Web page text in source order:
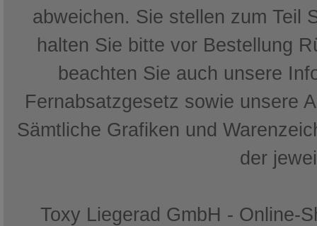
abweichen. Sie stellen zum Teil
halten Sie bitte vor Bestellung
beachten Sie auch unsere
Fernabsatzgesetz sowie unsere
Sämtliche Grafiken und
der
Toxy Liegerad GmbH - Online-